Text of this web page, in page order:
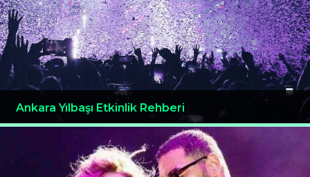
Ankara Yılbaşı Etkinlik Rehberi